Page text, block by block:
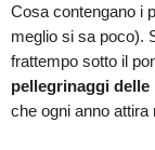
Cosa contengano i
meglio si sa poco).
frattempo sotto il
pellegrinaggi
che ogni anno attira